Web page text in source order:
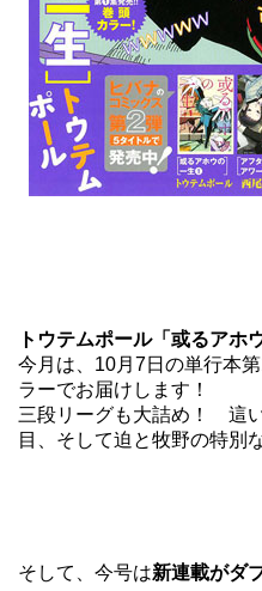
トウテムポール「或るアホ
今月は、10月7日の単行本
ラーでお届けします！
三段リーグも大詰め！ 這
目、そして迫と牧野の特
そして、今号は新連載がダ